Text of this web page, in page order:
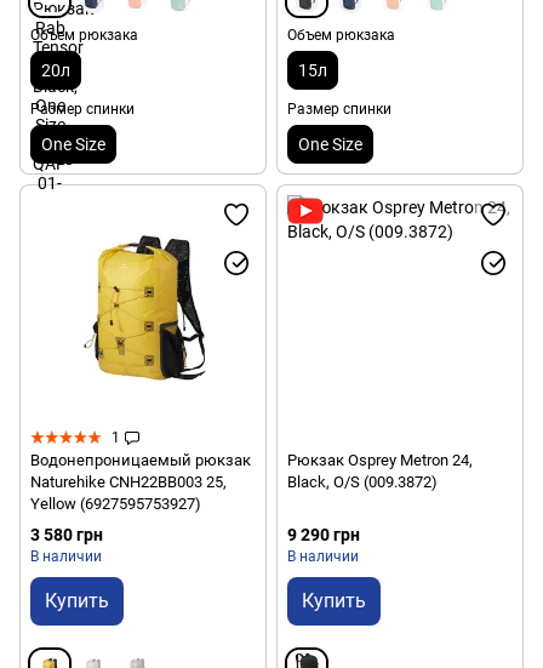
Объем рюкзака
20л
Размер спинки
One Size
Объем рюкзака
15л
Размер спинки
One Size
1
Водонепроницаемый рюкзак
Naturehike CNH22BB003 25,
Yellow (6927595753927)
3 580 грн
В наличии
Купить
Рюкзак Osprey Metron 24,
Black, O/S (009.3872)
9 290 грн
В наличии
Купить